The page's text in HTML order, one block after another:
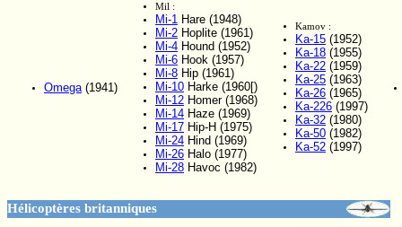
Omega (1941)
Mil :
Mi-1 Hare (1948)
Mi-2 Hoplite (1961)
Mi-4 Hound (1952)
Mi-6 Hook (1957)
Mi-8 Hip (1961)
Mi-10 Harke (1960[)
Mi-12 Homer (1968)
Mi-14 Haze (1969)
Mi-17 Hip-H (1975)
Mi-24 Hind (1969)
Mi-26 Halo (1977)
Mi-28 Havoc (1982)
Kamov :
Ka-15 (1952)
Ka-18 (1955)
Ka-22 (1959)
Ka-25 (1963)
Ka-26 (1965)
Ka-226 (1997)
Ka-32 (1980)
Ka-50 (1982)
Ka-52 (1997)
Hélicoptères britanniques